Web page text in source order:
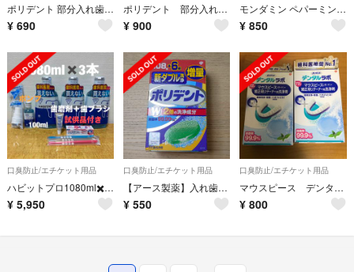
ポリデント 部分入れ歯用洗浄剤 106錠
¥ 690
ポリデント 部分入れ歯用 152錠
¥ 900
モンダミン ペパーミント 1080ml 1080ml
¥ 850
口臭防止/エチケット用品
ハビットプロ1080ml✖️3本＋100ml＋ポンプ＋試供品付き
¥ 5,950
口臭防止/エチケット用品
【アース製薬】入れ歯洗浄剤 酵素入りポリデント １０８錠＋６錠 増量品
¥ 550
口臭防止/エチケット用品
マウスピース デンタルラボ
¥ 800